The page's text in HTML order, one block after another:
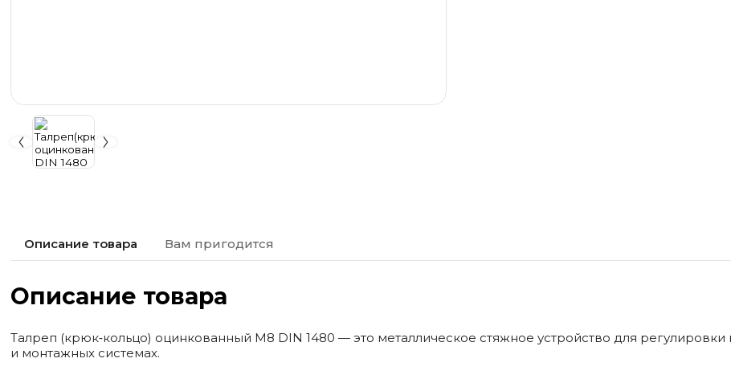
Описание товара Вам пригодится
Описание товара
Талреп (крюк‑кольцо) оцинкованный М8 DIN 1480 — это металлическое стяжное устройство для
и монтажных системах.